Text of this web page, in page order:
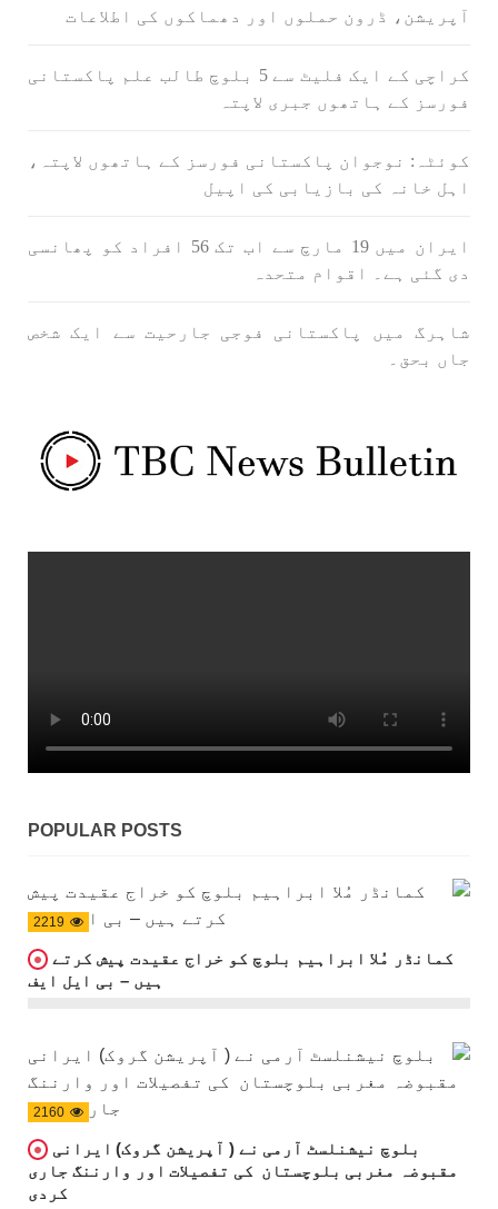
آپریشن، ڈرون حملوں اور دھماکوں کی اطلاعات
کراچی کے ایک فلیٹ سے 5 بلوچ طالب علم پاکستانی
فورسز کے ہاتھوں جبری لاپتہ
کوئٹہ: نوجوان پاکستانی فورسز کے ہاتھوں لاپتہ،
اہل خانہ کی بازیابی کی اپیل
ایران میں 19 مارچ سے اب تک 56 افراد کو پھانسی
دی گئی ہے۔ اقوام متحدہ
شاہرگ میں پاکستانی فوجی جارحیت سے ایک شخص
جاں بحق۔
POPULAR POSTS
کمانڈر مُلا ابراہیم بلوچ کو خراج عقیدت پیش کرتے
ہیں – بی ایل ایف
بلوچ نیشنلسٹ آرمی نے ( آپریشن گروک) ایرانی
مقبوضہ مغربی بلوچستان کی تفصیلات اور وارننگ جاری
کردی